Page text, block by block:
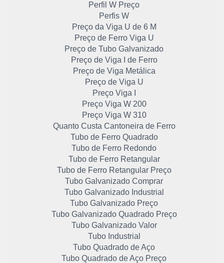
Perfil W Preço
Perfis W
Preço da Viga U de 6 M
Preço de Ferro Viga U
Preço de Tubo Galvanizado
Preço de Viga I de Ferro
Preço de Viga Metálica
Preço de Viga U
Preço Viga I
Preço Viga W 200
Preço Viga W 310
Quanto Custa Cantoneira de Ferro
Tubo de Ferro Quadrado
Tubo de Ferro Redondo
Tubo de Ferro Retangular
Tubo de Ferro Retangular Preço
Tubo Galvanizado Comprar
Tubo Galvanizado Industrial
Tubo Galvanizado Preço
Tubo Galvanizado Quadrado Preço
Tubo Galvanizado Valor
Tubo Industrial
Tubo Quadrado de Aço
Tubo Quadrado de Aço Preço